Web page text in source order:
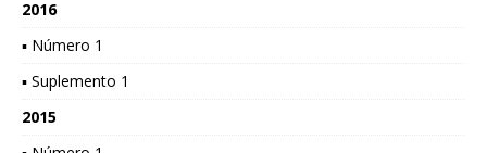
2016
▪ Número 1
▪ Suplemento 1
2015